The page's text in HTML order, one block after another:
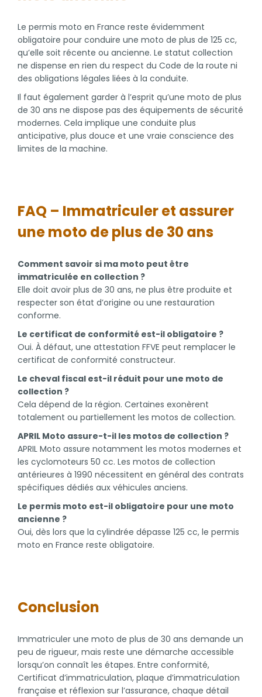
Le permis moto en France reste évidemment
obligatoire pour conduire une moto de plus de 125 cc,
qu’elle soit récente ou ancienne. Le statut collection
ne dispense en rien du respect du Code de la route ni
des obligations légales liées à la conduite.
Il faut également garder à l’esprit qu’une moto de plus
de 30 ans ne dispose pas des équipements de sécurité
modernes. Cela implique une conduite plus
anticipative, plus douce et une vraie conscience des
limites de la machine.
FAQ – Immatriculer et assurer
une moto de plus de 30 ans
Comment savoir si ma moto peut être
immatriculée en collection ?
Elle doit avoir plus de 30 ans, ne plus être produite et
respecter son état d’origine ou une restauration
conforme.
Le certificat de conformité est-il obligatoire ?
Oui. À défaut, une attestation FFVE peut remplacer le
certificat de conformité constructeur.
Le cheval fiscal est-il réduit pour une moto de
collection ?
Cela dépend de la région. Certaines exonèrent
totalement ou partiellement les motos de collection.
APRIL Moto assure-t-il les motos de collection ?
APRIL Moto assure notamment les motos modernes et
les cyclomoteurs 50 cc. Les motos de collection
antérieures à 1990 nécessitent en général des contrats
spécifiques dédiés aux véhicules anciens.
Le permis moto est-il obligatoire pour une moto
ancienne ?
Oui, dès lors que la cylindrée dépasse 125 cc, le permis
moto en France reste obligatoire.
Conclusion
Immatriculer une moto de plus de 30 ans demande un
peu de rigueur, mais reste une démarche accessible
lorsqu’on connaît les étapes. Entre conformité,
Certificat d’immatriculation, plaque d’immatriculation
française et réflexion sur l’assurance, chaque détail